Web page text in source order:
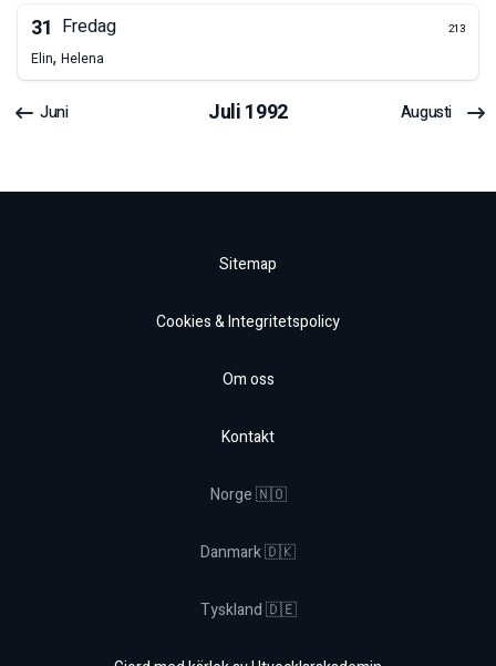
31 Fredag 213
Elin, Helena
Juni Juli1992 Augusti
Sitemap
Cookies & Integritetspolicy
Om oss
Kontakt
Norge 🇳🇴
Danmark 🇩🇰
Tyskland 🇩🇪